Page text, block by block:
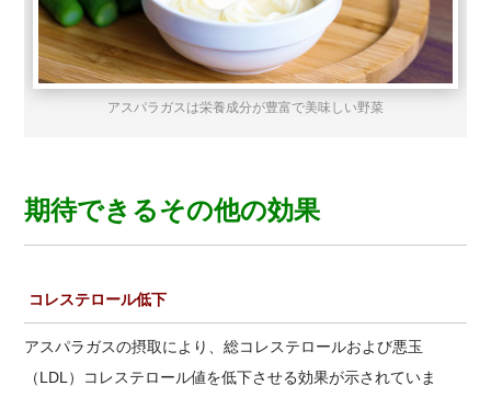
アスパラガスは栄養成分が豊富で美味しい野菜
期待できるその他の効果
コレステロール低下
アスパラガスの摂取により、総コレステロールおよび悪玉
（LDL）コレステロール値を低下させる効果が示されていま